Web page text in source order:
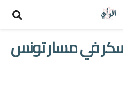
في مسار تونس